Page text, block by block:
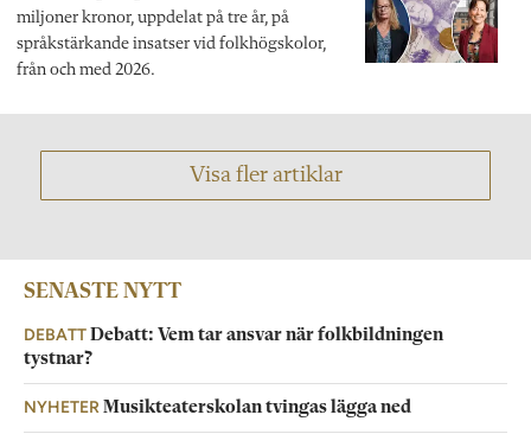
miljoner kronor, uppdelat på tre år, på
språkstärkande insatser vid folkhögskolor,
från och med 2026.
Visa fler artiklar
SENASTE NYTT
DEBATTDebatt: Vem tar ansvar när folkbildningen
tystnar?
NYHETERMusikteaterskolan tvingas lägga ned